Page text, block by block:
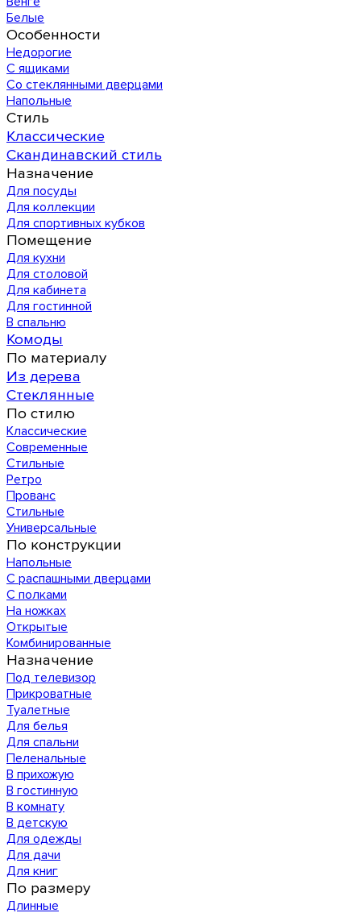
Белые
Особенности
Недорогие
С ящиками
Со стеклянными дверцами
Напольные
Стиль
Классические
Скандинавский стиль
Назначение
Для посуды
Для коллекции
Для спортивных кубков
Помещение
Для кухни
Для столовой
Для кабинета
Для гостинной
В спальню
Комоды
По материалу
Из дерева
Стеклянные
По стилю
Классические
Современные
Стильные
Ретро
Прованс
Стильные
Универсальные
По конструкции
Напольные
С распашными дверцами
С полками
На ножках
Открытые
Комбинированные
Назначение
Под телевизор
Прикроватные
Туалетные
Для белья
Для спальни
Пеленальные
В прихожую
В гостинную
В комнату
В детскую
Для одежды
Для дачи
Для книг
По размеру
Длинные